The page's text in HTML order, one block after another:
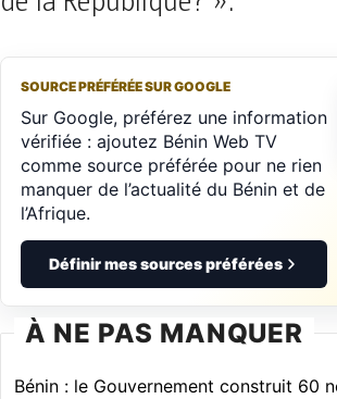
SOURCE PRÉFÉRÉE SUR GOOGLE
Sur Google, préférez une information
vérifiée : ajoutez Bénin Web TV
comme source préférée pour ne rien
manquer de l’actualité du Bénin et de
l’Afrique.
Définir mes sources préférées
À NE PAS MANQUER
Bénin : le Gouvernement construit 60